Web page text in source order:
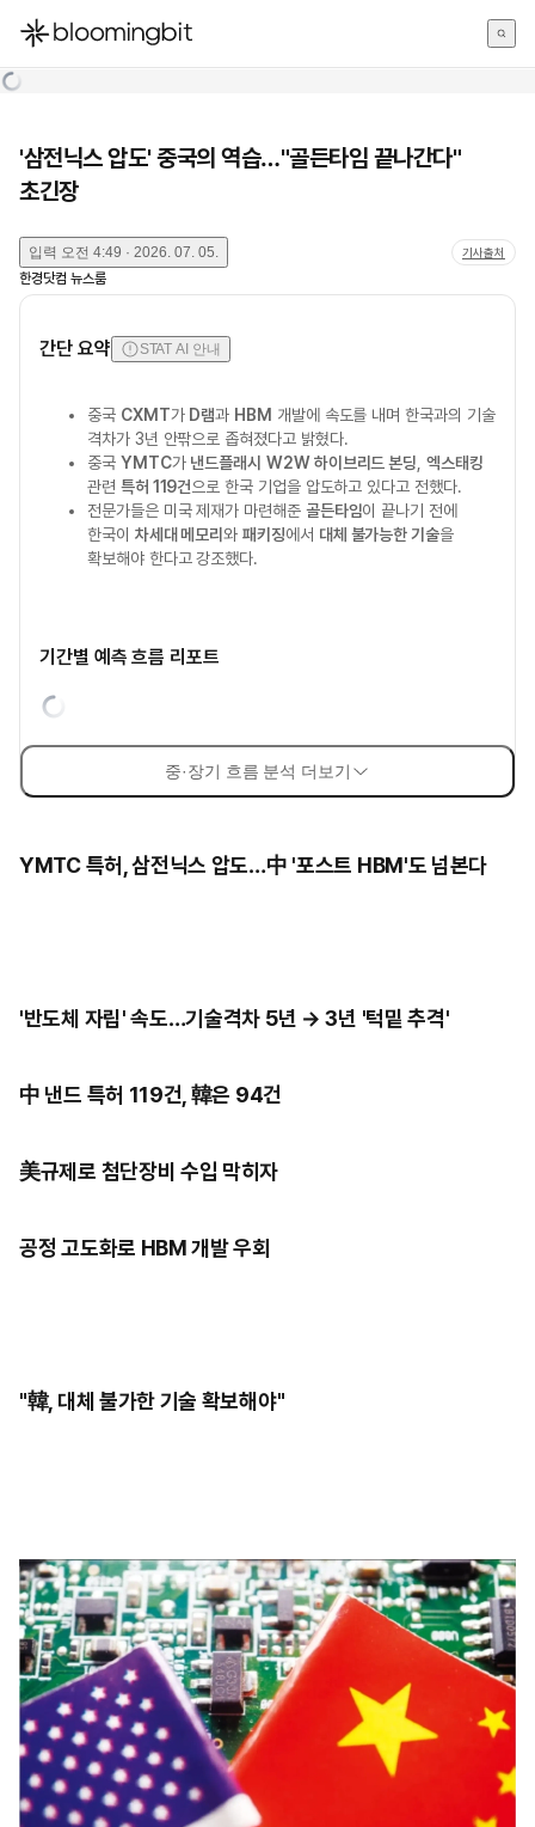
한국어
'삼전닉스 압도' 중국의 역습…"골든타임 끝나간다"
초긴장
입력 오전 4:49 · 2026. 07. 05. 기사출처
한경닷컴 뉴스룸
간단 요약 STAT AI 안내
중국 CXMT가 D램과 HBM 개발에 속도를 내며 한국과의 기술
격차가 3년 안팎으로 좁혀졌다고 밝혔다.
중국 YMTC가 낸드플래시 W2W 하이브리드 본딩 ,엑스태킹
관련 특허 119건으로 한국 기업을 압도하고 있다고 전했다.
전문가들은 미국 제재가 마련해준 골든타임이 끝나기 전에
한국이 차세대 메모리와패키징에서 대체 불가능한 기술을
확보해야 한다고 강조했다.
기간별 예측 흐름 리포트
중·장기 흐름 분석 더보기
YMTC 특허, 삼전닉스 압도…中 '포스트 HBM'도 넘본다
'반도체 자립' 속도…기술격차 5년 → 3년 '턱밑 추격'
中 낸드 특허 119건, 韓은 94건
美규제로 첨단장비 수입 막히자
공정 고도화로 HBM 개발 우회
"韓, 대체 불가한 기술 확보해야"